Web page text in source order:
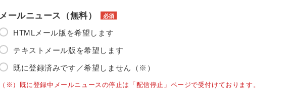
メールニュース（無料） 必須
HTMLメール版を希望します
テキストメール版を希望します
既に登録済みです／希望しません（※）
（※）既に登録中メールニュースの停止は「配信停止」ページで受付けております。